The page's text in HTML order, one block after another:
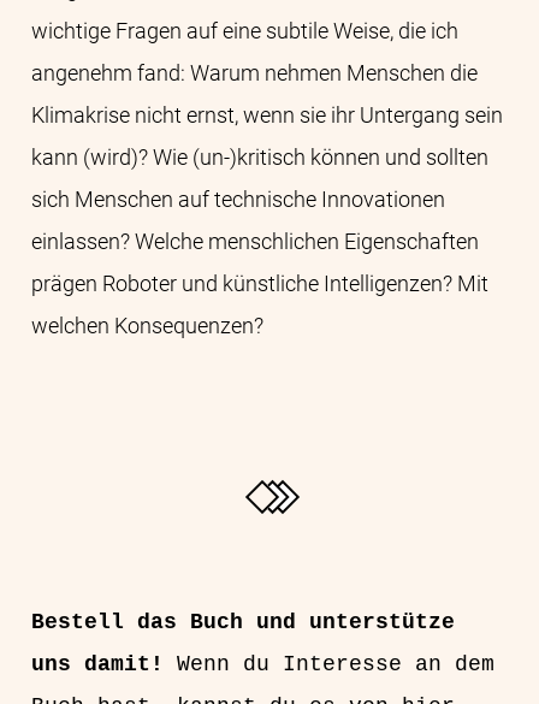
wichtige Fragen auf eine subtile Weise, die ich
angenehm fand: Warum nehmen Menschen die
Klimakrise nicht ernst, wenn sie ihr Untergang sein
kann (wird)? Wie (un-)kritisch können und sollten
sich Menschen auf technische Innovationen
einlassen? Welche menschlichen Eigenschaften
prägen Roboter und künstliche Intelligenzen? Mit
welchen Konsequenzen?
Bestell das Buch und unterstütze
uns damit!
Wenn du Interesse an dem